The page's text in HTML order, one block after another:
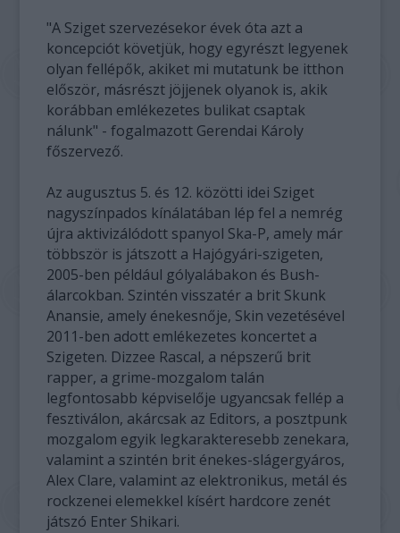
"A Sziget szervezésekor évek óta azt a
koncepciót követjük, hogy egyrészt legyenek
olyan fellépők, akiket mi mutatunk be itthon
először, másrészt jöjjenek olyanok is, akik
korábban emlékezetes bulikat csaptak
nálunk" - fogalmazott Gerendai Károly
főszervező.
Az augusztus 5. és 12. közötti idei Sziget
nagyszínpados kínálatában lép fel a nemrég
újra aktivizálódott spanyol Ska-P, amely már
többször is játszott a Hajógyári-szigeten,
2005-ben például gólyalábakon és Bush-
álarcokban. Szintén visszatér a brit Skunk
Anansie, amely énekesnője, Skin vezetésével
2011-ben adott emlékezetes koncertet a
Szigeten. Dizzee Rascal, a népszerű brit
rapper, a grime-mozgalom talán
legfontosabb képviselője ugyancsak fellép a
fesztiválon, akárcsak az Editors, a posztpunk
mozgalom egyik legkarakteresebb zenekara,
valamint a szintén brit énekes-slágergyáros,
Alex Clare, valamint az elektronikus, metál és
rockzenei elemekkel kísért hardcore zenét
játszó Enter Shikari.